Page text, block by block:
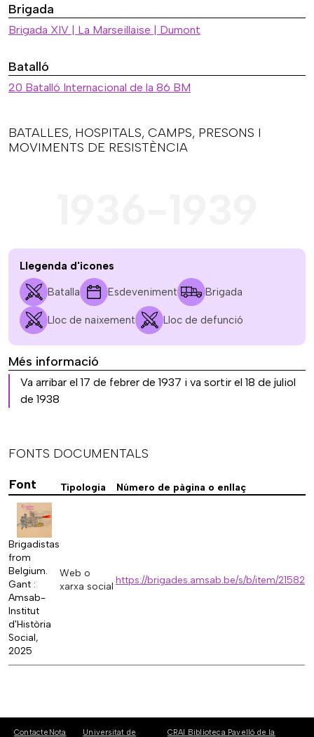
Brigada
Brigada XIV | La Marseillaise | Dumont
Batalló
20 Batalló Internacional de la 86 BM
BATALLES, HOSPITALS, CAMPS, PRESONS I
MOVIMENTS DE RESISTÈNCIA
Llegenda d'icones
Batalla Esdeveniment Brigada
Lloc de naixement Lloc de defunció
Més informació
Va arribar el 17 de febrer de 1937 i va sortir el 18 de juliol
de 1938
FONTS DOCUMENTALS
Font
Tipologia Número de pàgina o enllaç
Brigadistas
from
Belgium.
Gant :
Amsab-
Institut
d'Història
Social,
2025
Web o
xarxa social
https://brigades.amsab.be/s/b/item/21582
Contacte Nota Universitat de CRAI Biblioteca Pavelló de la